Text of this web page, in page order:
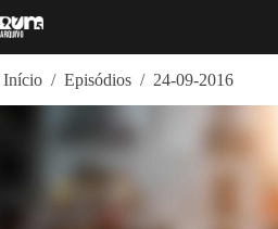
para
Início / Episódios / 24-09-2016